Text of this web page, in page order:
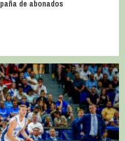
de abonados